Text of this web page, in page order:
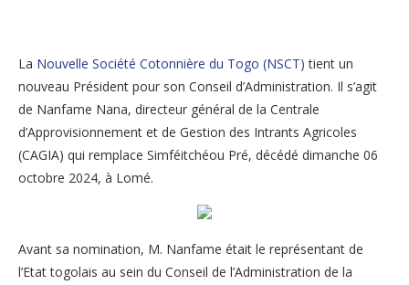
La Nouvelle Société Cotonnière du Togo (NSCT) tient un
nouveau Président pour son Conseil d’Administration. Il s’agit
de Nanfame Nana, directeur général de la Centrale
d’Approvisionnement et de Gestion des Intrants Agricoles
(CAGIA) qui remplace Simféitchéou Pré, décédé dimanche 06
octobre 2024, à Lomé.
Avant sa nomination, M. Nanfame était le représentant de
l’Etat togolais au sein du Conseil de l’Administration de la